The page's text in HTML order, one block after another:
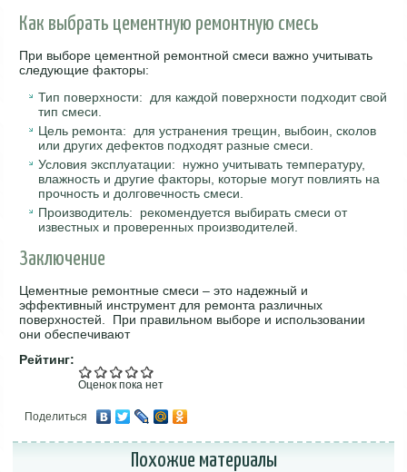
Как выбрать цементную ремонтную смесь
При выборе цементной ремонтной смеси важно учитывать
следующие факторы:
Тип поверхности: для каждой поверхности подходит свой
тип смеси.
Цель ремонта: для устранения трещин, выбоин, сколов
или других дефектов подходят разные смеси.
Условия эксплуатации: нужно учитывать температуру,
влажность и другие факторы, которые могут повлиять на
прочность и долговечность смеси.
Производитель: рекомендуется выбирать смеси от
известных и проверенных производителей.
Заключение
Цементные ремонтные смеси – это надежный и
эффективный инструмент для ремонта различных
поверхностей. При правильном выборе и использовании
они обеспечивают
Рейтинг:
Оценок пока нет
Поделиться
Похожие материалы